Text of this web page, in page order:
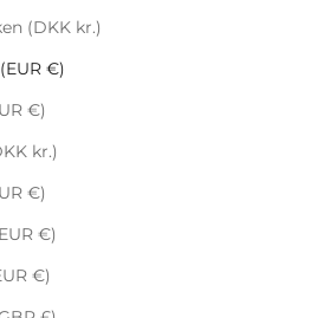
Denemarken (DKK kr.)
Duitsland (EUR €)
Estland (EUR €)
Faeröer (DKK kr.)
Finland (EUR €)
Frankrijk (EUR €)
Georgië (EUR €)